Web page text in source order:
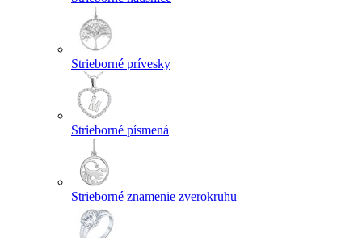
Strieborné prívesky
Strieborné písmená
Strieborné znamenie zverokruhu